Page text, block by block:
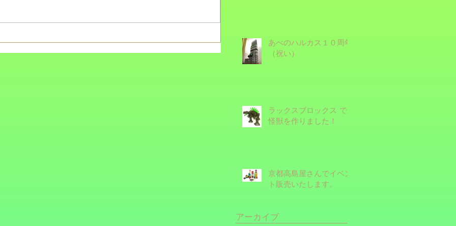
あべのハルカス１０周年
（祝い）
ラックスブロックス で
怪獣を作りました！
京都高島屋さんでイベン
ト販売いたします。
アーカイブ